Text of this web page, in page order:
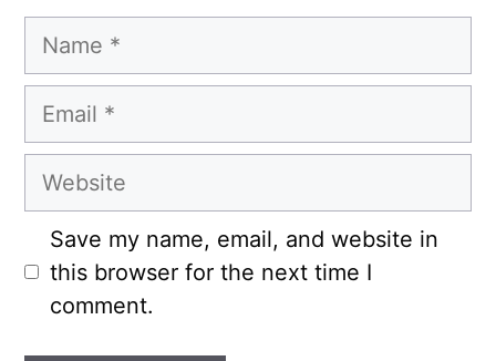
Name
Email
Website
Save my name, email, and website in
this browser for the next time I
comment.